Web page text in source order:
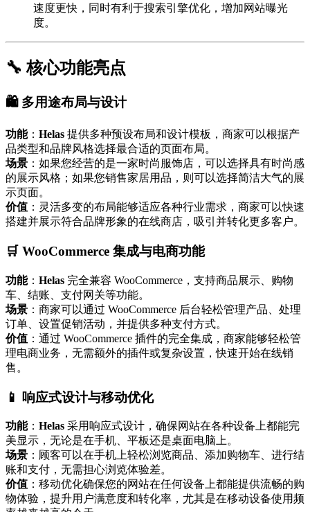
速度更快，同时有利于搜索引擎优化，增加网站曝光
度。
🔧 核心功能亮点
🛍️ 多用途布局与设计
功能： Helas 提供多种预设布局和设计模板，商家可以根据产
品类型和品牌风格选择最合适的页面布局。
场景 ：如果您经营的是一家时尚服饰店，可以选择具有时尚感
的展示风格；如果您销售家居用品，则可以选择简洁大气的展
示页面。
价值 ：灵活多变的布局能够适应各种行业需求，商家可以快速
搭建并展示符合品牌形象的在线商店，吸引并转化更多客户。
🛒 WooCommerce 集成与电商功能
功能： Helas 完全兼容 WooCommerce，支持商品展示、购物
车、结账、支付网关等功能。
场景 ：商家可以通过 WooCommerce 后台轻松管理产品、处理
订单、设置促销活动，并提供多种支付方式。
价值 ：通过 WooCommerce 插件的完全集成，商家能够轻松管
理电商业务，无需额外的插件或复杂设置，快速开始在线销
售。
📱 响应式设计与移动优化
功能： Helas 采用响应式设计，确保网站在各种设备上都能完
美显示，无论是在手机、平板还是桌面电脑上。
场景 ：顾客可以在手机上轻松浏览商品、添加购物车、进行结
账和支付，无需担心浏览体验差。
价值 ：移动优化确保您的网站在任何设备上都能提供流畅的购
物体验，提升用户满意度和转化率，尤其是在移动设备使用频